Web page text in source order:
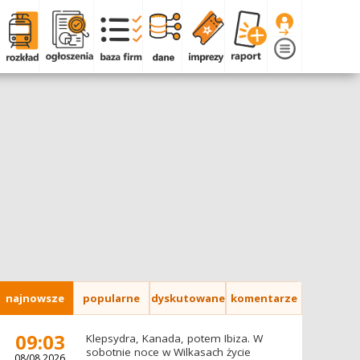
najnowsze popularne dyskutowane komentarze
09:03
Klepsydra, Kanada, potem Ibiza. W
sobotnie noce w Wilkasach życie